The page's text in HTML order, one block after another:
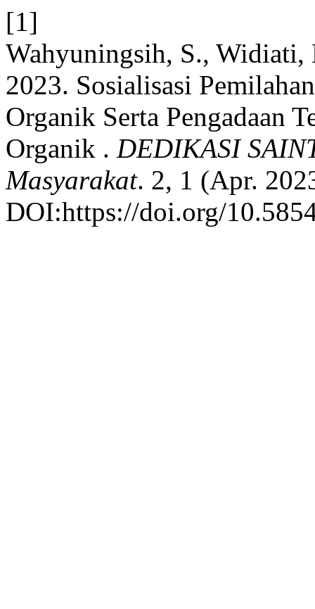
[1]
Wahyuningsih, S.,
2023. Sosialisasi
Organik Serta Pengadaan
Organik . DEDIKASI
Masyarakat. 2, 1 (Apr.
DOI:https://doi.org/